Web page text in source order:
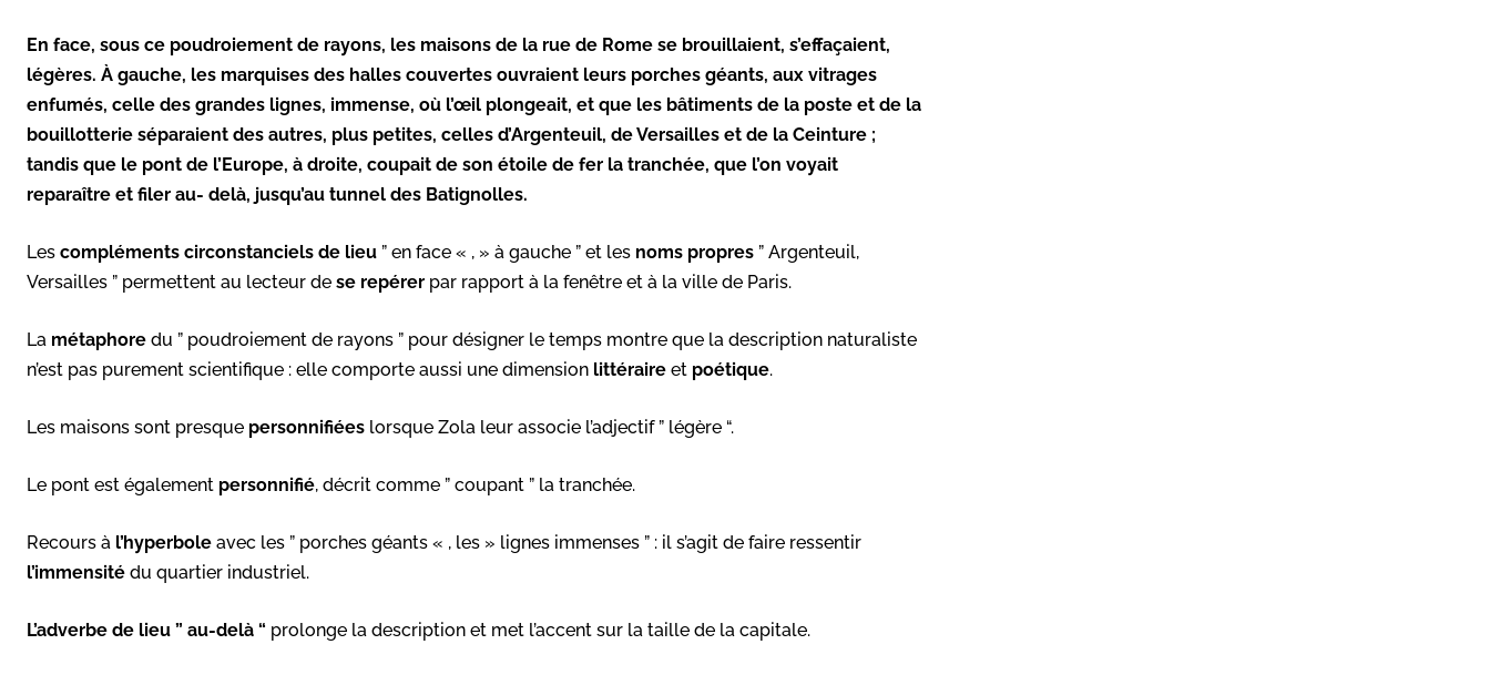
En face, sous ce poudroiement de rayons, les maisons de la rue de Rome se brouillaient, s’effaçaient,
légères. À gauche, les marquises des halles couvertes ouvraient leurs porches géants, aux vitrages
enfumés, celle des grandes lignes, immense, où l’œil plongeait, et que les bâtiments de la poste et de la
bouillotterie séparaient des autres, plus petites, celles d’Argenteuil, de Versailles et de la Ceinture ;
tandis que le pont de l’Europe, à droite, coupait de son étoile de fer la tranchée, que l’on voyait
reparaître et filer au- delà, jusqu’au tunnel des Batignolles.
Les compléments circonstanciels de lieu ” en face « , » à gauche ” et les noms propres ” Argenteuil,
Versailles ” permettent au lecteur de se repérer par rapport à la fenêtre et à la ville de Paris.
La métaphore du ” poudroiement de rayons ” pour désigner le temps montre que la description naturaliste
n’est pas purement scientifique : elle comporte aussi une dimension littéraire et poétique.
Les maisons sont presque personnifiées lorsque Zola leur associe l’adjectif ” légère “.
Le pont est également personnifié, décrit comme ” coupant ” la tranchée.
Recours à l’hyperbole avec les ” porches géants « , les » lignes immenses ” : il s’agit de faire ressentir
l’immensité du quartier industriel.
L’adverbe de lieu ” au-delà “ prolonge la description et met l’accent sur la taille de la capitale.